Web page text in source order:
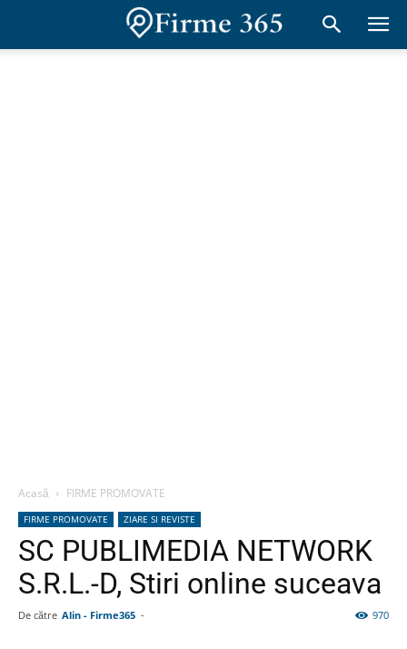
Acasă FIRME PROMOVATE
FIRME PROMOVATE ZIARE SI REVISTE
SC PUBLIMEDIA NETWORK
S.R.L.-D, Stiri online suceava
De către Alin - Firme365 - 970